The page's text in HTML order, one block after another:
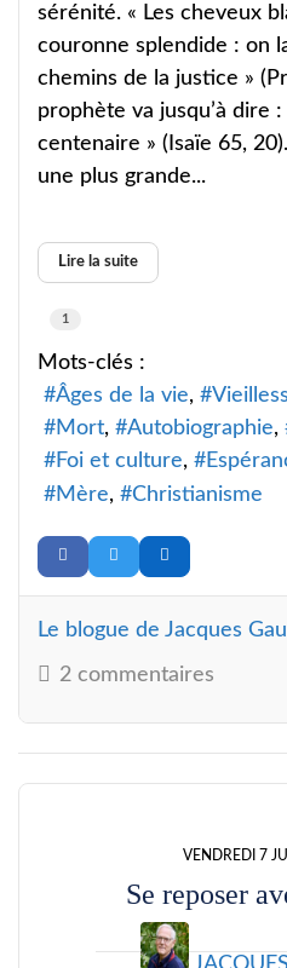
sérénité. « Les cheveux
couronne splendide : on
chemins de la justice »
prophète va jusqu’à dire
centenaire » (Isaïe 65,
une plus grande...
Lire la suite
1
Mots-clés :
Âges de la vie
Mort
Autobiographie
Foi et culture
Mère
Christianisme
Le blogue de Jacques
2 commentaires
VENDREDI 7
Se reposer